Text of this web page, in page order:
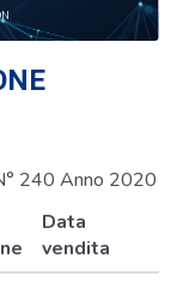
240 Anno 2020
Data
vendita